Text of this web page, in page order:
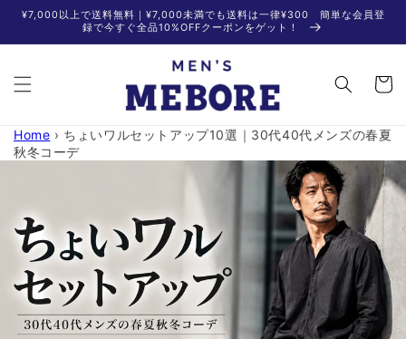
ンツに
¥7,000以上で送料無料｜¥7,000未満でも送料は一律¥300 簡単な会員登
録で今すぐ全品10%OFFクーポンをゲット！
ー
Home › ちょいワルセットアップ10選｜30代40代メンズの春夏
秋冬コーデ